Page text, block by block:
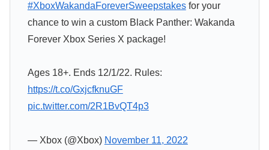
#XboxWakandaForeverSweepstakesfor your
chance to win a custom Black Panther: Wakanda
Forever Xbox Series X package!
Ages 18+. Ends 12/1/22. Rules:
https://t.co/GxjcfknuGF
pic.twitter.com/2R1BvQT4p3
— Xbox (@Xbox) November 11, 2022